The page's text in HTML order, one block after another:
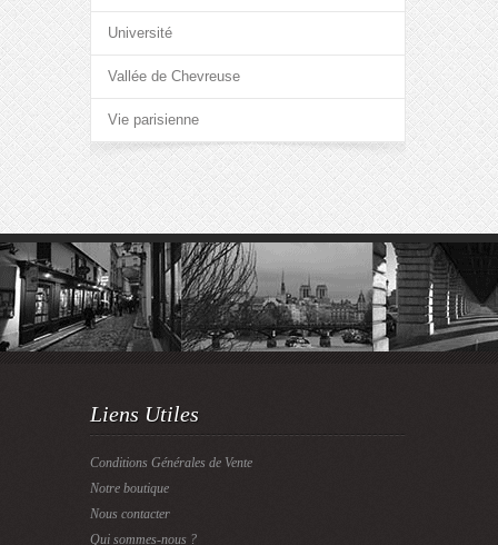
Université
Vallée de Chevreuse
Vie parisienne
Liens Utiles
Conditions Générales de Vente
Notre boutique
Nous contacter
Qui sommes-nous ?